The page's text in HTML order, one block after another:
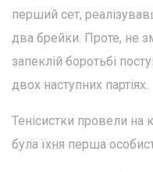
перший сет,
два брейки. Проте, не
запеклій боротьбі
двох наступних партіях.
Тенісистки провели на
була їхня перша